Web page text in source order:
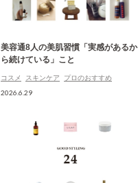
美容通8人の美肌習慣「実感があるか
ら続けている」こと
コスメ スキンケア プロのおすすめ
2026.6.29